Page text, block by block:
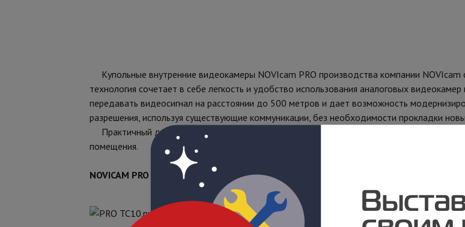
Купольные внутренние видеокамеры NOVIcam PRO производства компании
технология сочетает в себе легкость и удобство использования аналоговых
передавать видеосигнал на расстоянии до 500 метров и дает возможность
разрешения, используя существующие коммуникации, без необходимости прокладки
Практичный дизайн удобен для монтажа, позволяет регулировать направление
помещения.
NOVICAM PRO TC10
Особенности:
Тип: HD-TVI видеокамера;
Прогрессивная матрица
CMOS 1/4";